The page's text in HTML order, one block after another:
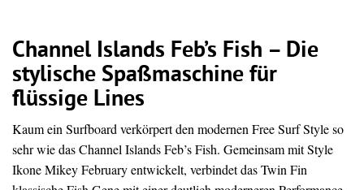
Channel Islands Feb’s Fish – Die
stylische Spaßmaschine für
flüssige Lines
Kaum ein Surfboard verkörpert den modernen Free Surf Style so
sehr wie das Channel Islands Feb’s Fish. Gemeinsam mit Style
Ikone Mikey February entwickelt, verbindet das Twin Fin